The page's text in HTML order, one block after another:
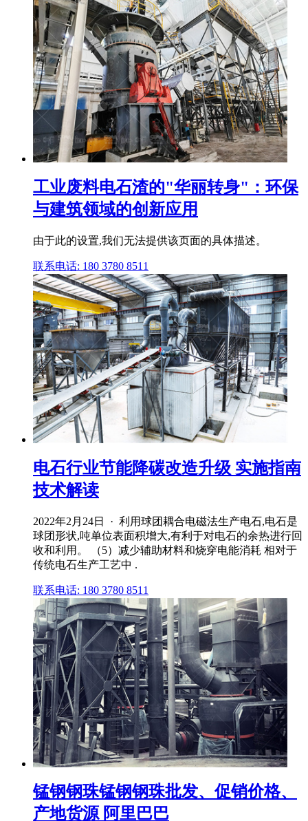
工业废料电石渣的"华丽转身"：环保
与建筑领域的创新应用
由于此的设置,我们无法提供该页面的具体描述。
联系电话: 180 3780 8511
电石行业节能降碳改造升级 实施指南
技术解读
2022年2月24日 · 利用球团耦合电磁法生产电石,电石是
球团形状,吨单位表面积增大,有利于对电石的余热进行回
收和利用。 （5）减少辅助材料和烧穿电能消耗 相对于
传统电石生产工艺中 .
联系电话: 180 3780 8511
锰钢钢珠锰钢钢珠批发、促销价格、
产地货源 阿里巴巴